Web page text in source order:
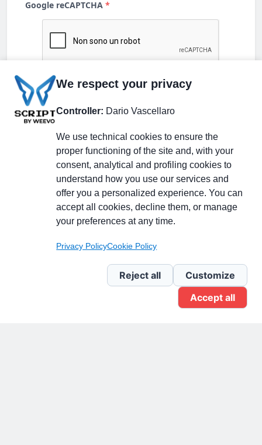
Partecipa alla discussione
Pagina Linkedin
Newsletter Linkedin
We respect your privacy
Controller: Dario Vascellaro
We use technical cookies to ensure the
proper functioning of the site and, with your
consent, analytical and profiling cookies to
understand how you use our services and
offer you a personalized experience. You can
accept all cookies, decline them, or manage
your preferences at any time.
Privacy PolicyCookie Policy
Reject all
Customize
Accept all